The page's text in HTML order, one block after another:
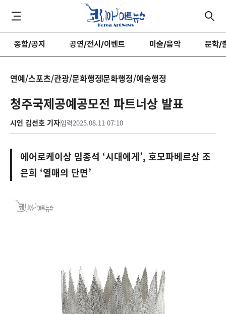
종합/공지 공연/전시/이벤트 미술/음악 문학/
연예/스포츠/관광/문화행정문화행정/예술행정
청주국제공예공모전 파트너상 발표
시인 김선호 기자입력2025.08.11 07:10
에어로케이상 임종석 ‘시대에게’, 호모파베르상 조
은희 ‘열매의 단면’